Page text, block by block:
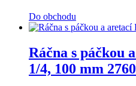
Do obchodu
Ráčna s páčkou
1/4, 100 mm